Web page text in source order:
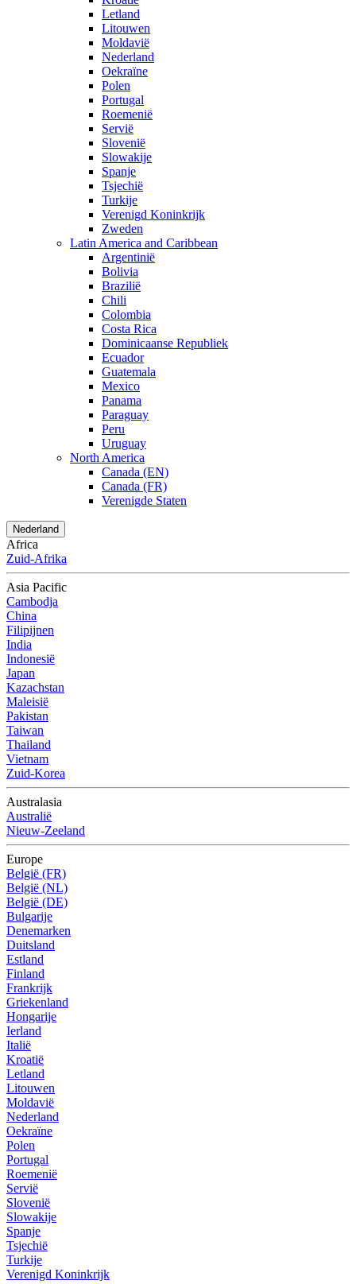
Letland
Litouwen
Moldavië
Nederland
Oekraïne
Polen
Portugal
Roemenië
Servië
Slovenië
Slowakije
Spanje
Tsjechië
Turkije
Verenigd Koninkrijk
Zweden
Latin America and Caribbean
Argentinië
Bolivia
Brazilië
Chili
Colombia
Costa Rica
Dominicaanse Republiek
Ecuador
Guatemala
Mexico
Panama
Paraguay
Peru
Uruguay
North America
Canada (EN)
Canada (FR)
Verenigde Staten
Nederland
Africa
Zuid-Afrika
Asia Pacific
Cambodja
China
Filipijnen
India
Indonesië
Japan
Kazachstan
Maleisië
Pakistan
Taiwan
Thailand
Vietnam
Zuid-Korea
Australasia
Australië
Nieuw-Zeeland
Europe
België (FR)
België (NL)
België (DE)
Bulgarije
Denemarken
Duitsland
Estland
Finland
Frankrijk
Griekenland
Hongarije
Ierland
Italië
Kroatië
Letland
Litouwen
Moldavië
Nederland
Oekraïne
Polen
Portugal
Roemenië
Servië
Slovenië
Slowakije
Spanje
Tsjechië
Turkije
Verenigd Koninkrijk